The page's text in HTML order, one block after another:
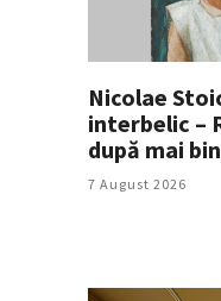
Nicolae
interbelic –
după mai
7 August 2026